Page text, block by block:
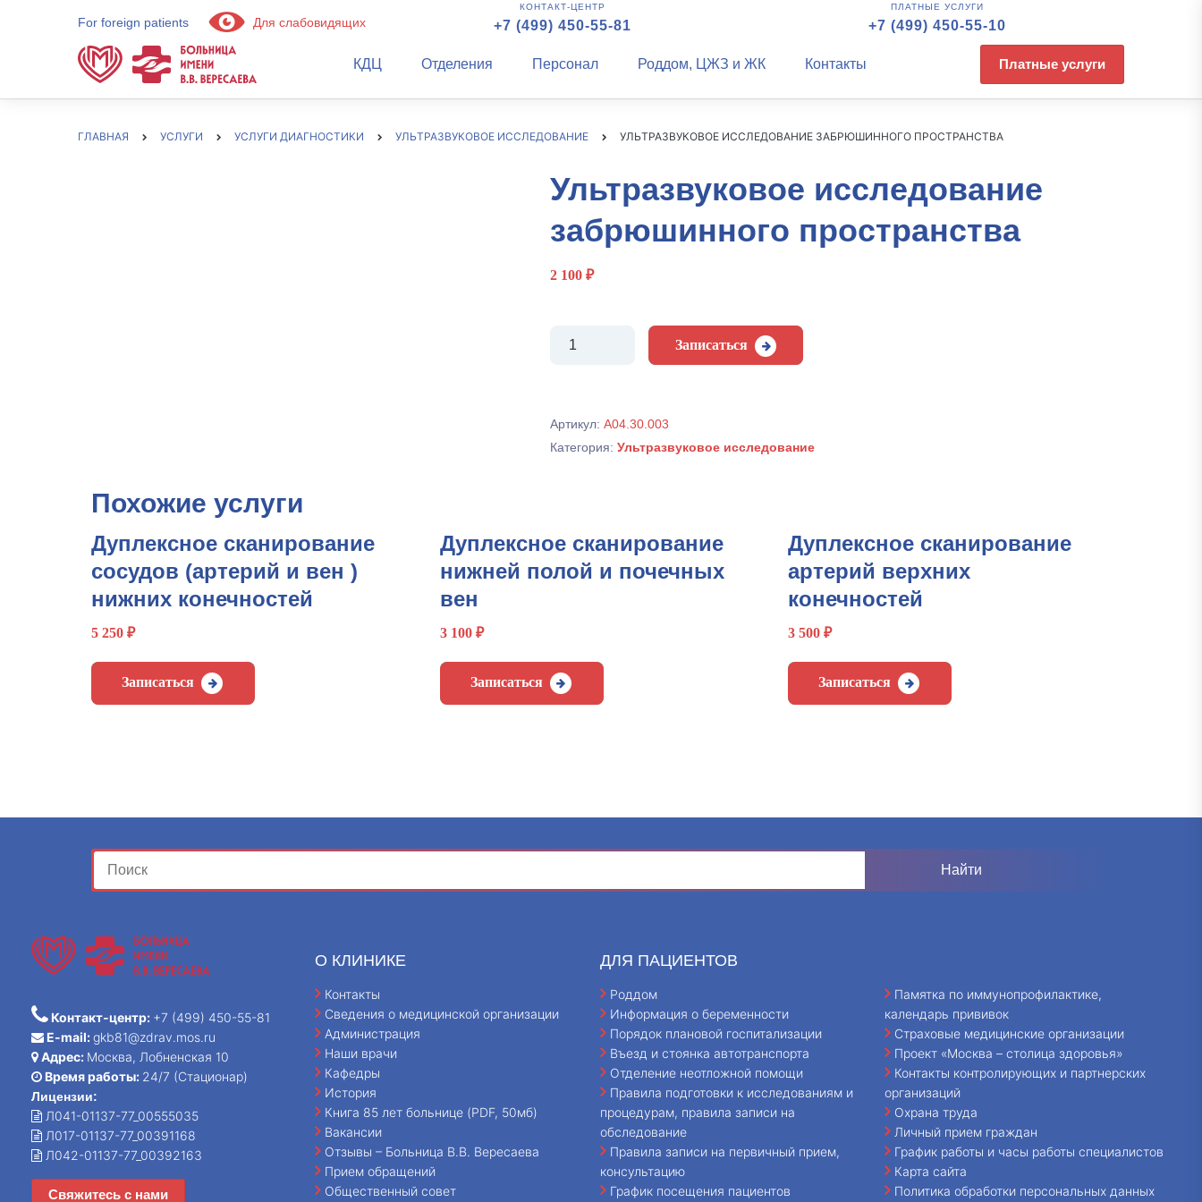
For foreign patients Для слабовидящих
КОНТАКТ-ЦЕНТР
+7 (499) 450-55-81
ПЛАТНЫЕ УСЛУГИ
+7 (499) 450-55-10
КДЦ Отделения Персонал Роддом, ЦЖЗ и ЖК Контакты Платные услуги
ГЛАВНАЯ УСЛУГИ УСЛУГИ ДИАГНОСТИКИ УЛЬТРАЗВУКОВОЕ ИССЛЕДОВАНИЕ УЛЬТРАЗВУКОВОЕ ИССЛЕДОВАНИЕ ЗАБРЮШИННОГО ПРОСТРАНСТВА
Ультразвуковое исследование
забрюшинного пространства
2 100 ₽
Ультразвуковое
Записаться
Артикул: А04.30.003
Категория: Ультразвуковое исследование
Похожие услуги
Дуплексное сканирование
сосудов (артерий и вен )
нижних конечностей
5 250 ₽
Записаться
Дуплексное сканирование
нижней полой и почечных
вен
3 100 ₽
Записаться
Дуплексное сканирование
артерий верхних
конечностей
3 500₽
Записаться
Контакт-центр: +7 (499) 450-55-81
E-mail:gkb81@zdrav.mos.ru
Адрес: Москва, Лобненская 10
Время работы: 24/7 (Стационар)
Лицензии:
Л041-01137-77_00555035
Л017-01137-77_00391168
Л042-01137-77_00392163
Свяжитесь с нами
О КЛИНИКЕ
Контакты
Сведения о медицинской организации
Администрация
Наши врачи
Кафедры
История
Книга 85 лет больнице (PDF, 50мб)
Вакансии
Отзывы – Больница В.В. Вересаева
Прием обращений
Общественный совет
ДЛЯ ПАЦИЕНТОВ
Роддом
Информация о беременности
Порядок плановой госпитализации
Въезд и стоянка автотранспорта
Отделение неотложной помощи
Правила подготовки к исследованиям и
процедурам, правила записи на
обследование
Правила записи на первичный прием,
консультацию
График посещения пациентов
Памятка по иммунопрофилактике,
календарь прививок
Страховые медицинские организации
Проект «Москва – столица здоровья»
Контакты контролирующих и партнерских
организаций
Охрана труда
Личный прием граждан
График работы и часы работы специалистов
Карта сайта
Политика обработки персональных данных